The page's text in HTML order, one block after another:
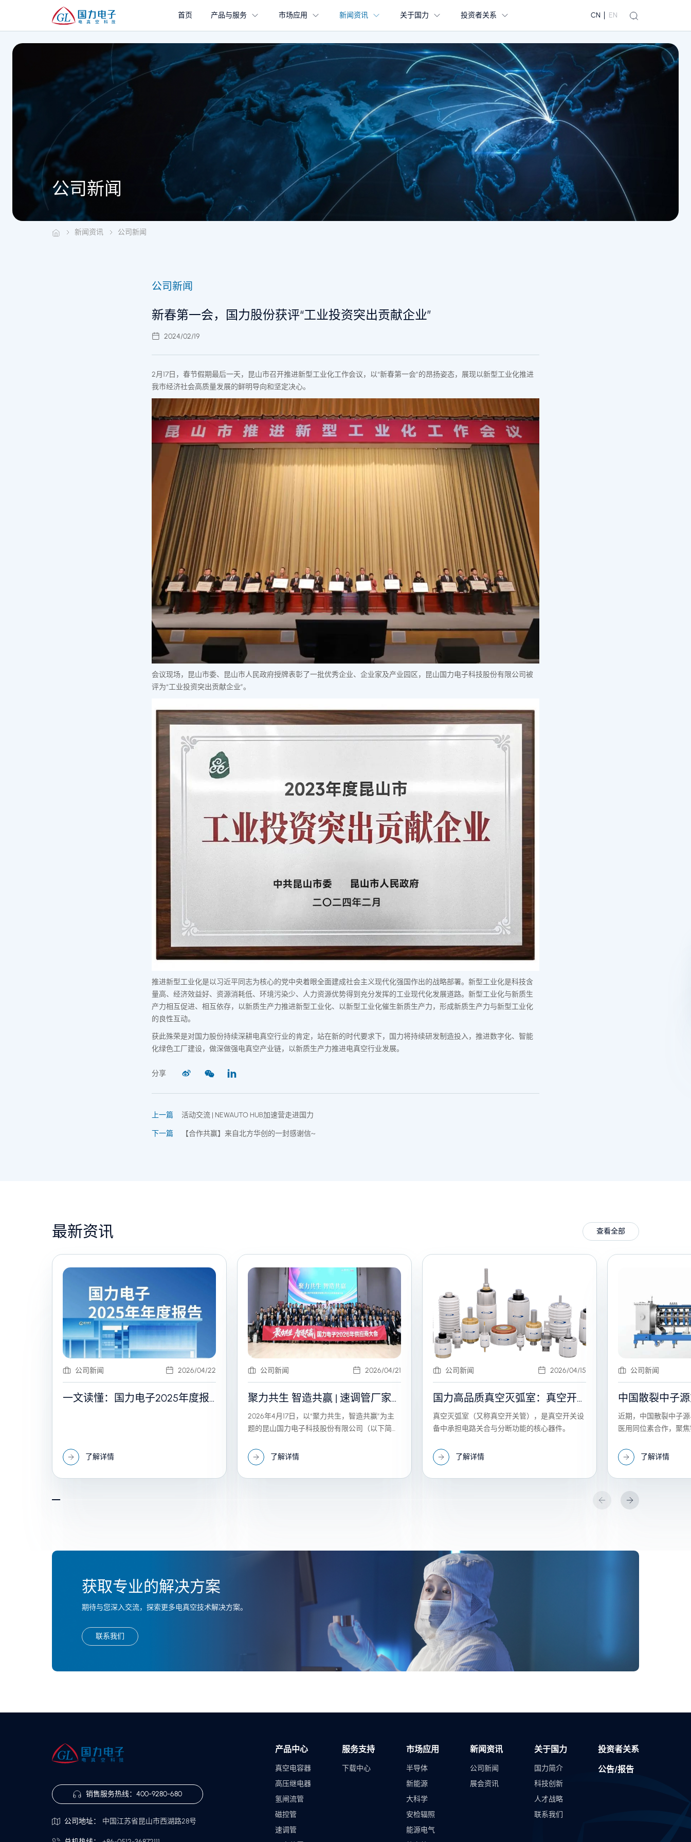
首页 产品与服务 市场应用 新闻资讯 关于国力 投资者关系 CN EN
公司新闻
新闻资讯 公司新闻
公司新闻
新春第一会，国力股份获评“工业投资突出贡献企业”
2024/02/19
2月17日，春节假期最后一天，昆山市召开推进新型工业化工作会议，以“新春第一会”的昂扬姿态，展现以新型工业化推进
我市经济社会高质量发展的鲜明导向和坚定决心。
会议现场，昆山市委、昆山市人民政府授牌表彰了一批优秀企业、企业家及产业园区，昆山国力电子科技股份有限公司被
评为“工业投资突出贡献企业”。
推进新型工业化是以习近平同志为核心的党中央着眼全面建成社会主义现代化强国作出的战略部署。新型工业化是科技含
量高、经济效益好、资源消耗低、环境污染少、人力资源优势得到充分发挥的工业现代化发展道路。新型工业化与新质生
产力相互促进、相互依存，以新质生产力推进新型工业化、以新型工业化催生新质生产力，形成新质生产力与新型工业化
的良性互动。
获此殊荣是对国力股份持续深耕电真空行业的肯定，站在新的时代要求下，国力将持续研发制造投入，推进数字化、智能
化绿色工厂建设，做深做强电真空产业链，以新质生产力推进电真空行业发展。
分享
上一篇 活动交流 | NEWAUTO HUB加速营走进国力
下一篇 【合作共赢】来自北方华创的一封感谢信~
最新资讯 查看全部
公司新闻 2026/04/22
一文读懂：国力电子2025年度报
了解详情
公司新闻 2026/04/21
聚力共生 智造共赢 | 速调管厂家
国力电子2026年度供应商大会圆
满举行
2026年4月17日，以“聚力共生，智造共赢”为主
题的昆山国力电子科技股份有限公司（以下简称
行。
了解详情
公司新闻 2026/04/15
国力高品质真空灭弧室：真空开
断技术的核心保障
真空灭弧室（又称真空开关管），是真空开关设
备中承担电路关合与分断功能的核心器件。
了解详情
公司新闻
中国散裂中子
阿尔法同位素
大功率速调管
近期，中国散裂中子
医用同位素合作，聚
肿瘤靶向治疗提供 “生
药产业自主化发展。
了解详情
获取专业的解决方案
期待与您深入交流，探索更多电真空技术解决方案。
联系我们
销售服务热线：400-9280-680
公司地址： 中国江苏省昆山市西湖路28号
产品中心
真空电容器
高压继电器
氢闸流管
磁控管
速调管
服务支持
下载中心
市场应用
半导体
新能源
大科学
安检辐照
能源电气
新闻资讯
公司新闻
展会资讯
关于国力
国力简介
科技创新
人才战略
联系我们
投资者关系
公告/报告